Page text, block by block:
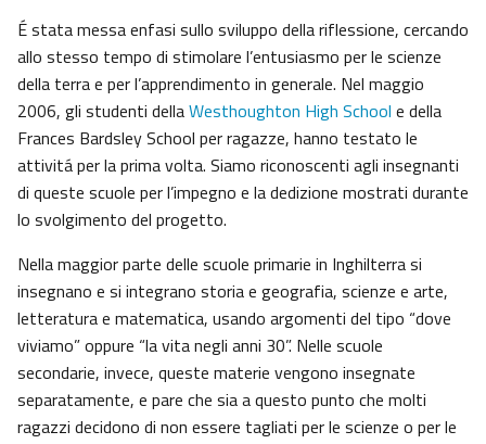
É stata messa enfasi sullo sviluppo della riflessione, cercando
allo stesso tempo di stimolare l’entusiasmo per le scienze
della terra e per l’apprendimento in generale. Nel maggio
2006, gli studenti dellaWesthoughton High School e della
Frances Bardsley School per ragazze, hanno testato le
attivitá per la prima volta. Siamo riconoscenti agli insegnanti
di queste scuole per l’impegno e la dedizione mostrati durante
lo svolgimento del progetto.
Nella maggior parte delle scuole primarie in Inghilterra si
insegnano e si integrano storia e geografia, scienze e arte,
letteratura e matematica, usando argomenti del tipo “dove
viviamo” oppure “la vita negli anni 30”. Nelle scuole
secondarie, invece, queste materie vengono insegnate
separatamente, e pare che sia a questo punto che molti
ragazzi decidono di non essere tagliati per le scienze o per le